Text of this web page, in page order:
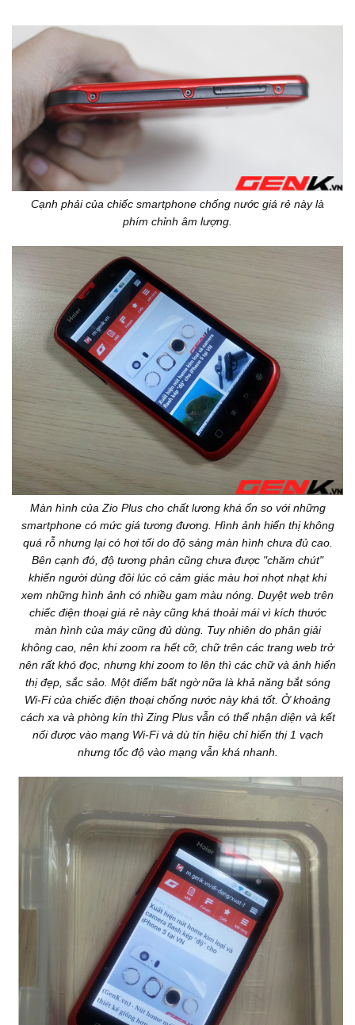
Cạnh phải của chiếc smartphone chống nước giá rẻ này là
phím chỉnh âm lượng.
Màn hình của Zio Plus cho chất lương khá ổn so với những
smartphone có mức giá tương đương. Hình ảnh hiển thị không
quá rỗ nhưng lại có hơi tối do độ sáng màn hình chưa đủ cao.
Bên cạnh đó, độ tương phản cũng chưa được "chăm chút"
khiến người dùng đôi lúc có cảm giác màu hơi nhợt nhạt khi
xem những hình ảnh có nhiều gam màu nóng. Duyệt web trên
chiếc điện thoại giá rẻ này cũng khá thoải mái vì kích thước
màn hình của máy cũng đủ dùng. Tuy nhiên do phân giải
không cao, nên khi zoom ra hết cỡ, chữ trên các trang web trở
nên rất khó đọc, nhưng khi zoom to lên thì các chữ và ảnh hiển
thị đẹp, sắc sảo. Một điểm bất ngờ nữa là khả năng bắt sóng
Wi-Fi của chiếc điện thoại chống nước này khá tốt. Ở khoảng
cách xa và phòng kín thì Zing Plus vẫn có thể nhận diện và kết
nối được vào mạng Wi-Fi và dù tín hiệu chỉ hiển thị 1 vạch
nhưng tốc độ vào mạng vẫn khá nhanh.